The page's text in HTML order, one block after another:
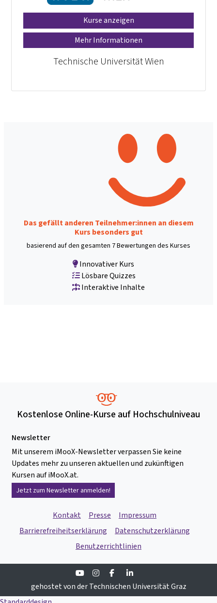
Kurse anzeigen
Mehr Informationen
Technische Universität Wien
Das gefällt anderen Teilnehmer:innen an diesem
Kurs besonders gut
basierend auf den gesamten 7 Bewertungen des Kurses
Innovativer Kurs
Lösbare Quizzes
Interaktive Inhalte
Kostenlose Online-Kurse auf Hochschulniveau
Newsletter
Mit unserem iMooX-Newsletter verpassen Sie keine
Updates mehr zu unseren aktuellen und zukünftigen
Kursen auf iMooX.at.
Jetzt zum Newsletter anmelden!
Kontakt Presse
Impressum
Barrierefreiheitserklärung
Datenschutzerklärung
Benutzerrichtlinien
YoutubeInstagramFacebook
gehostet von der Technischen Universität Graz